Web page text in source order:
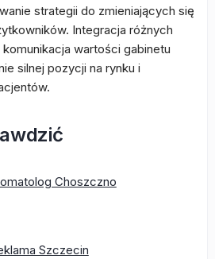
strategii do zmieniających się
Integracja różnych
komunikacja wartości gabinetu
silnej pozycji na rynku i
Choszczno
Szczecin